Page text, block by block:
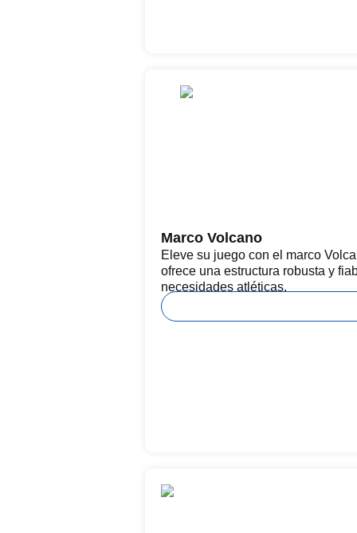
Marco Volcano
Eleve su juego con el marco
ofrece una estructura robusta y
necesidades atléticas.